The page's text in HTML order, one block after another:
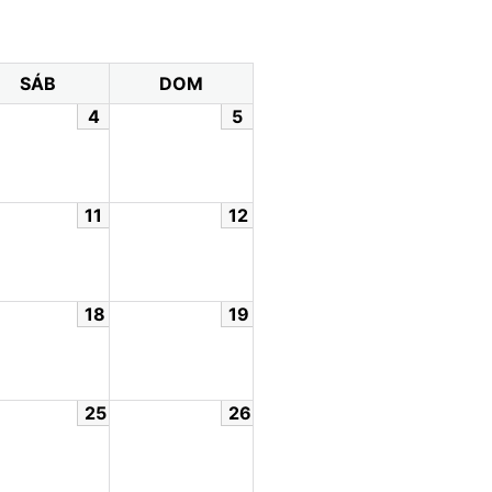
SÁB
DOM
4
5
11 12
18 19
25 26